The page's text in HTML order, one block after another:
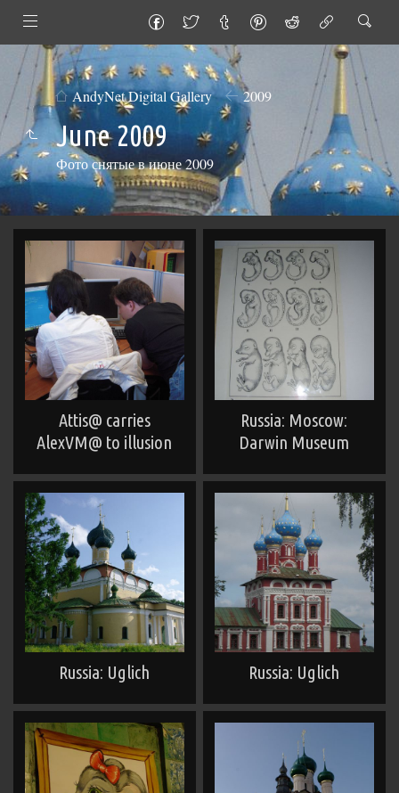
AndyNet Digital Gallery 2009
June 2009
Фото снятые в июне 2009
Attis@ carries
AlexVM@ to illusion
Russia: Moscow:
Darwin Museum
Russia: Uglich Russia: Uglich